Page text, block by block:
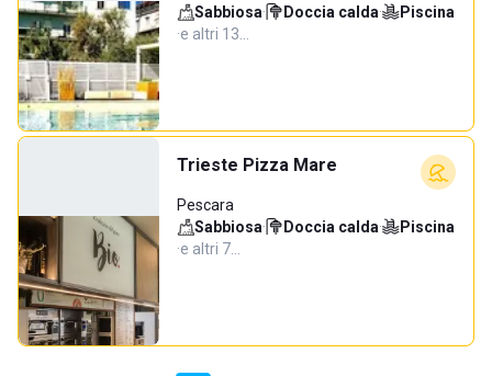
Sabbiosa· Doccia calda·
Piscina
·e altri 13…
Trieste Pizza Mare
Pescara
Sabbiosa· Doccia calda·
Piscina
·e altri 7…